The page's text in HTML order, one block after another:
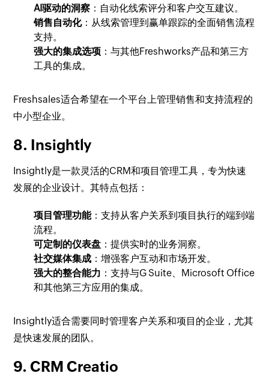
AI驱动的洞察 ：自动化线索评分和客户交互建议。
销售自动化：从线索管理到赢单跟踪的全面销售流程
支持。
强大的集成选项 ：与其他Freshworks产品和第三方
工具的集成。
Freshsales适合希望在一个平台上管理销售和支持流程的
中小型企业。
8. Insightly
Insightly是一款灵活的CRM和项目管理工具，专为快速
发展的企业设计。其特点包括：
项目管理功能：支持从客户关系到项目执行的端到端
流程。
可定制的仪表盘 ：提供实时的业务洞察。
社交媒体集成 ：增强客户互动和市场开发。
强大的整合能力 ：支持与G Suite、Microsoft Office
和其他第三方应用的集成。
Insightly适合需要同时管理客户关系和项目的企业，尤其
是快速发展的团队。
9. CRM Creatio